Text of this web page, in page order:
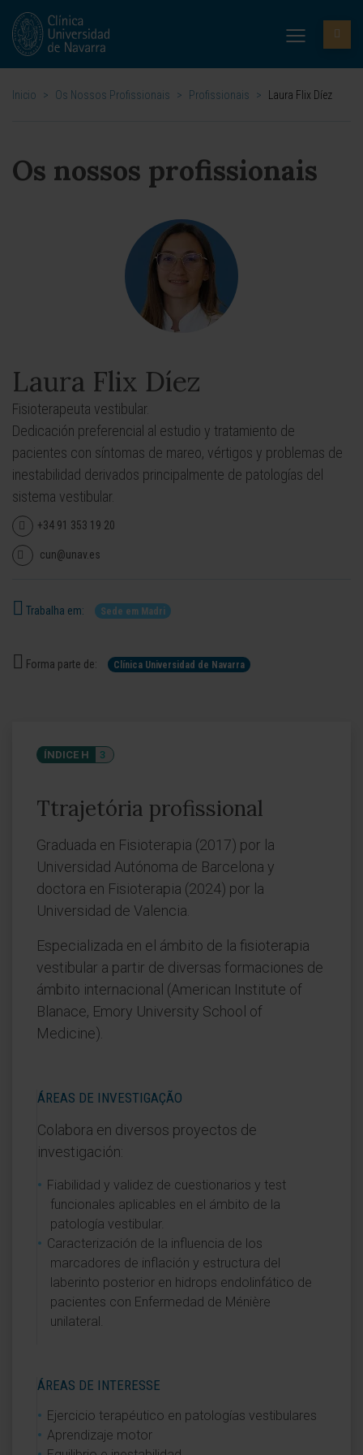
Inicio > Os Nossos Profissionais > Profissionais > Laura Flix Díez
Os nossos profissionais
Laura Flix Díez
Fisioterapeuta vestibular.
Dedicación preferencial al estudio y tratamiento de
pacientes con síntomas de mareo, vértigos y problemas de
inestabilidad derivados principalmente de patologías del
sistema vestibular.
+34 91 353 19 20
cun@unav.es
Trabalha em: Sede em Madri
Forma parte de: Clínica Universidad de Navarra
ÍNDICE H 3
Ttrajetória profissional
Graduada en Fisioterapia (2017) por la
Universidad Autónoma de Barcelona y
doctora en Fisioterapia (2024) por la
Universidad de Valencia.
Especializada en el ámbito de la fisioterapia
vestibular a partir de diversas formaciones de
ámbito internacional (American Institute of
Blanace, Emory University School of
Medicine).
ÁREAS DE INVESTIGAÇÃO
Colabora en diversos proyectos de
investigación:
Fiabilidad y validez de cuestionarios y test
funcionales aplicables en el ámbito de la
patología vestibular.
Caracterización de la influencia de los
marcadores de inflación y estructura del
laberinto posterior en hidrops endolinfático de
pacientes con Enfermedad de Ménière
unilateral.
ÁREAS DE INTERESSE
Ejercicio terapéutico en patologías vestibulares
Aprendizaje motor